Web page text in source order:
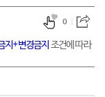
지+변경금지 조건에 따라
0